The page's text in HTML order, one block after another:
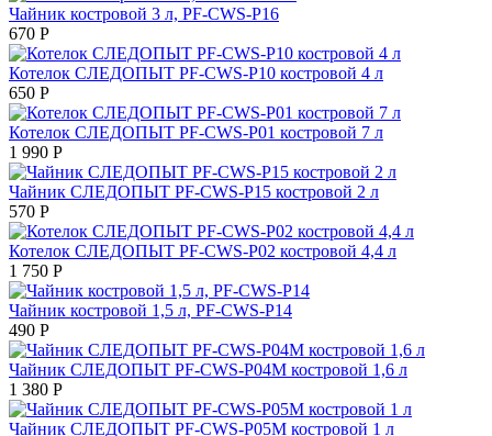
Чайник костровой 3 л, PF-CWS-P16
670 Р
Котелок СЛЕДОПЫТ PF-CWS-P10 костровой 4 л
650 Р
Котелок СЛЕДОПЫТ PF-CWS-P01 костровой 7 л
1 990 Р
Чайник СЛЕДОПЫТ PF-CWS-P15 костровой 2 л
570 Р
Котелок СЛЕДОПЫТ PF-CWS-P02 костровой 4,4 л
1 750 Р
Чайник костровой 1,5 л, PF-CWS-P14
490 Р
Чайник СЛЕДОПЫТ PF-CWS-P04М костровой 1,6 л
1 380 Р
Чайник СЛЕДОПЫТ PF-CWS-P05М костровой 1 л